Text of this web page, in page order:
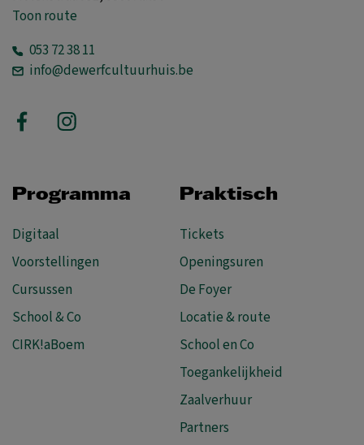
Toon route
053 72 38 11
info@dewerfcultuurhuis.be
Programma
Digitaal
Voorstellingen
Cursussen
School & Co
CIRK!aBoem
Praktisch
Tickets
Openingsuren
De Foyer
Locatie & route
School en Co
Toegankelijkheid
Zaalverhuur
Partners